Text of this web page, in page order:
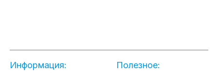
Информация: Полезное: